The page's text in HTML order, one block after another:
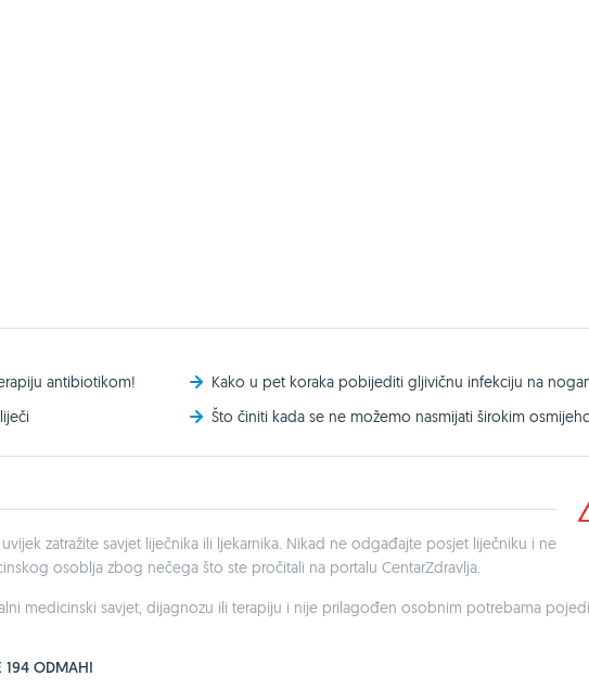
antibiotikom!
Kako u pet koraka pobijediti gljivičnu infekciju na
Što činiti kada se ne možemo nasmijati širokim
zatražite savjet liječnika ili ljekarnika. Nikad ne odgađajte posjet liječniku i ne
osoblja zbog nečega što ste pročitali na portalu CentarZdravlja.
medicinski savjet, dijagnozu ili terapiju i nije prilagođen osobnim potrebama
194 ODMAH!